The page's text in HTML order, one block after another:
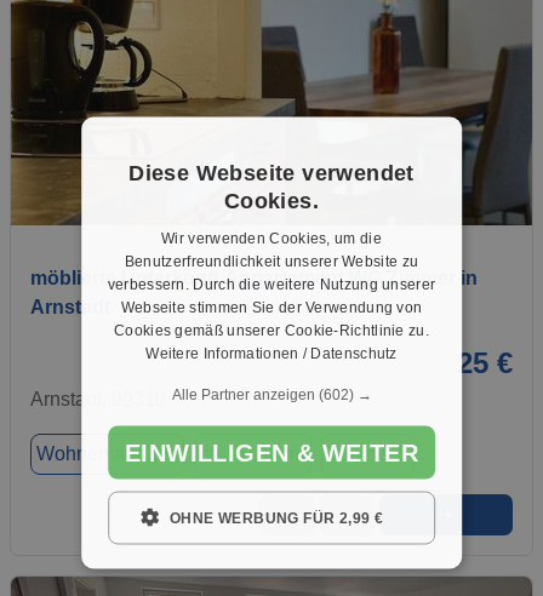
möblierte Unterkunft Appartement WG Zimmer in
Arnstadt
25 €
Arnstadt, 99310
Wohnen auf Zeit ca. 20,00 m² Zimmer 5
★ ➦
Diese Webseite verwendet
Cookies.
Wir verwenden Cookies, um die
Benutzerfreundlichkeit unserer Website zu
verbessern. Durch die weitere Nutzung unserer
Webseite stimmen Sie der Verwendung von
Cookies gemäß unserer Cookie-Richtlinie zu.
Weitere Informationen / Datenschutz
Alle Partner anzeigen (602) →
EINWILLIGEN & WEITER
OHNE WERBUNG FÜR 2,99 €